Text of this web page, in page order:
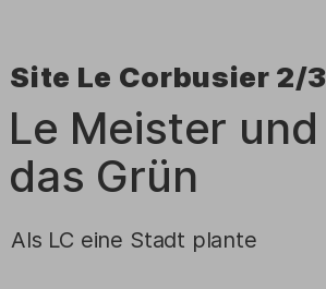
Site Le Corbusier 2/3
Le Meister und
das Grün
Als LC eine Stadt plante